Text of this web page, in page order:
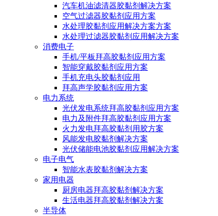
汽车机油滤清器胶黏剂解决方案
空气过滤器胶黏剂应用方案
水处理胶黏剂应用解决方案方案
水处理过滤器胶黏剂应用解决方案
消费电子
手机/平板拜高胶黏剂应用方案
智能穿戴胶黏剂应用方案
手机充电头胶黏剂应用
拜高声学胶黏剂应用方案
电力系统
光伏发电系统拜高胶黏剂应用方案
电力及附件拜高胶黏剂应用方案
火力发电拜高胶黏剂用胶方案
风能发电胶黏剂解决方案
光伏储能电池胶黏剂应用解决方案
电子电气
智能水表胶黏剂解决方案
家用电器
厨房电器拜高胶黏剂解决方案
生活电器拜高胶黏剂解决方案
半导体